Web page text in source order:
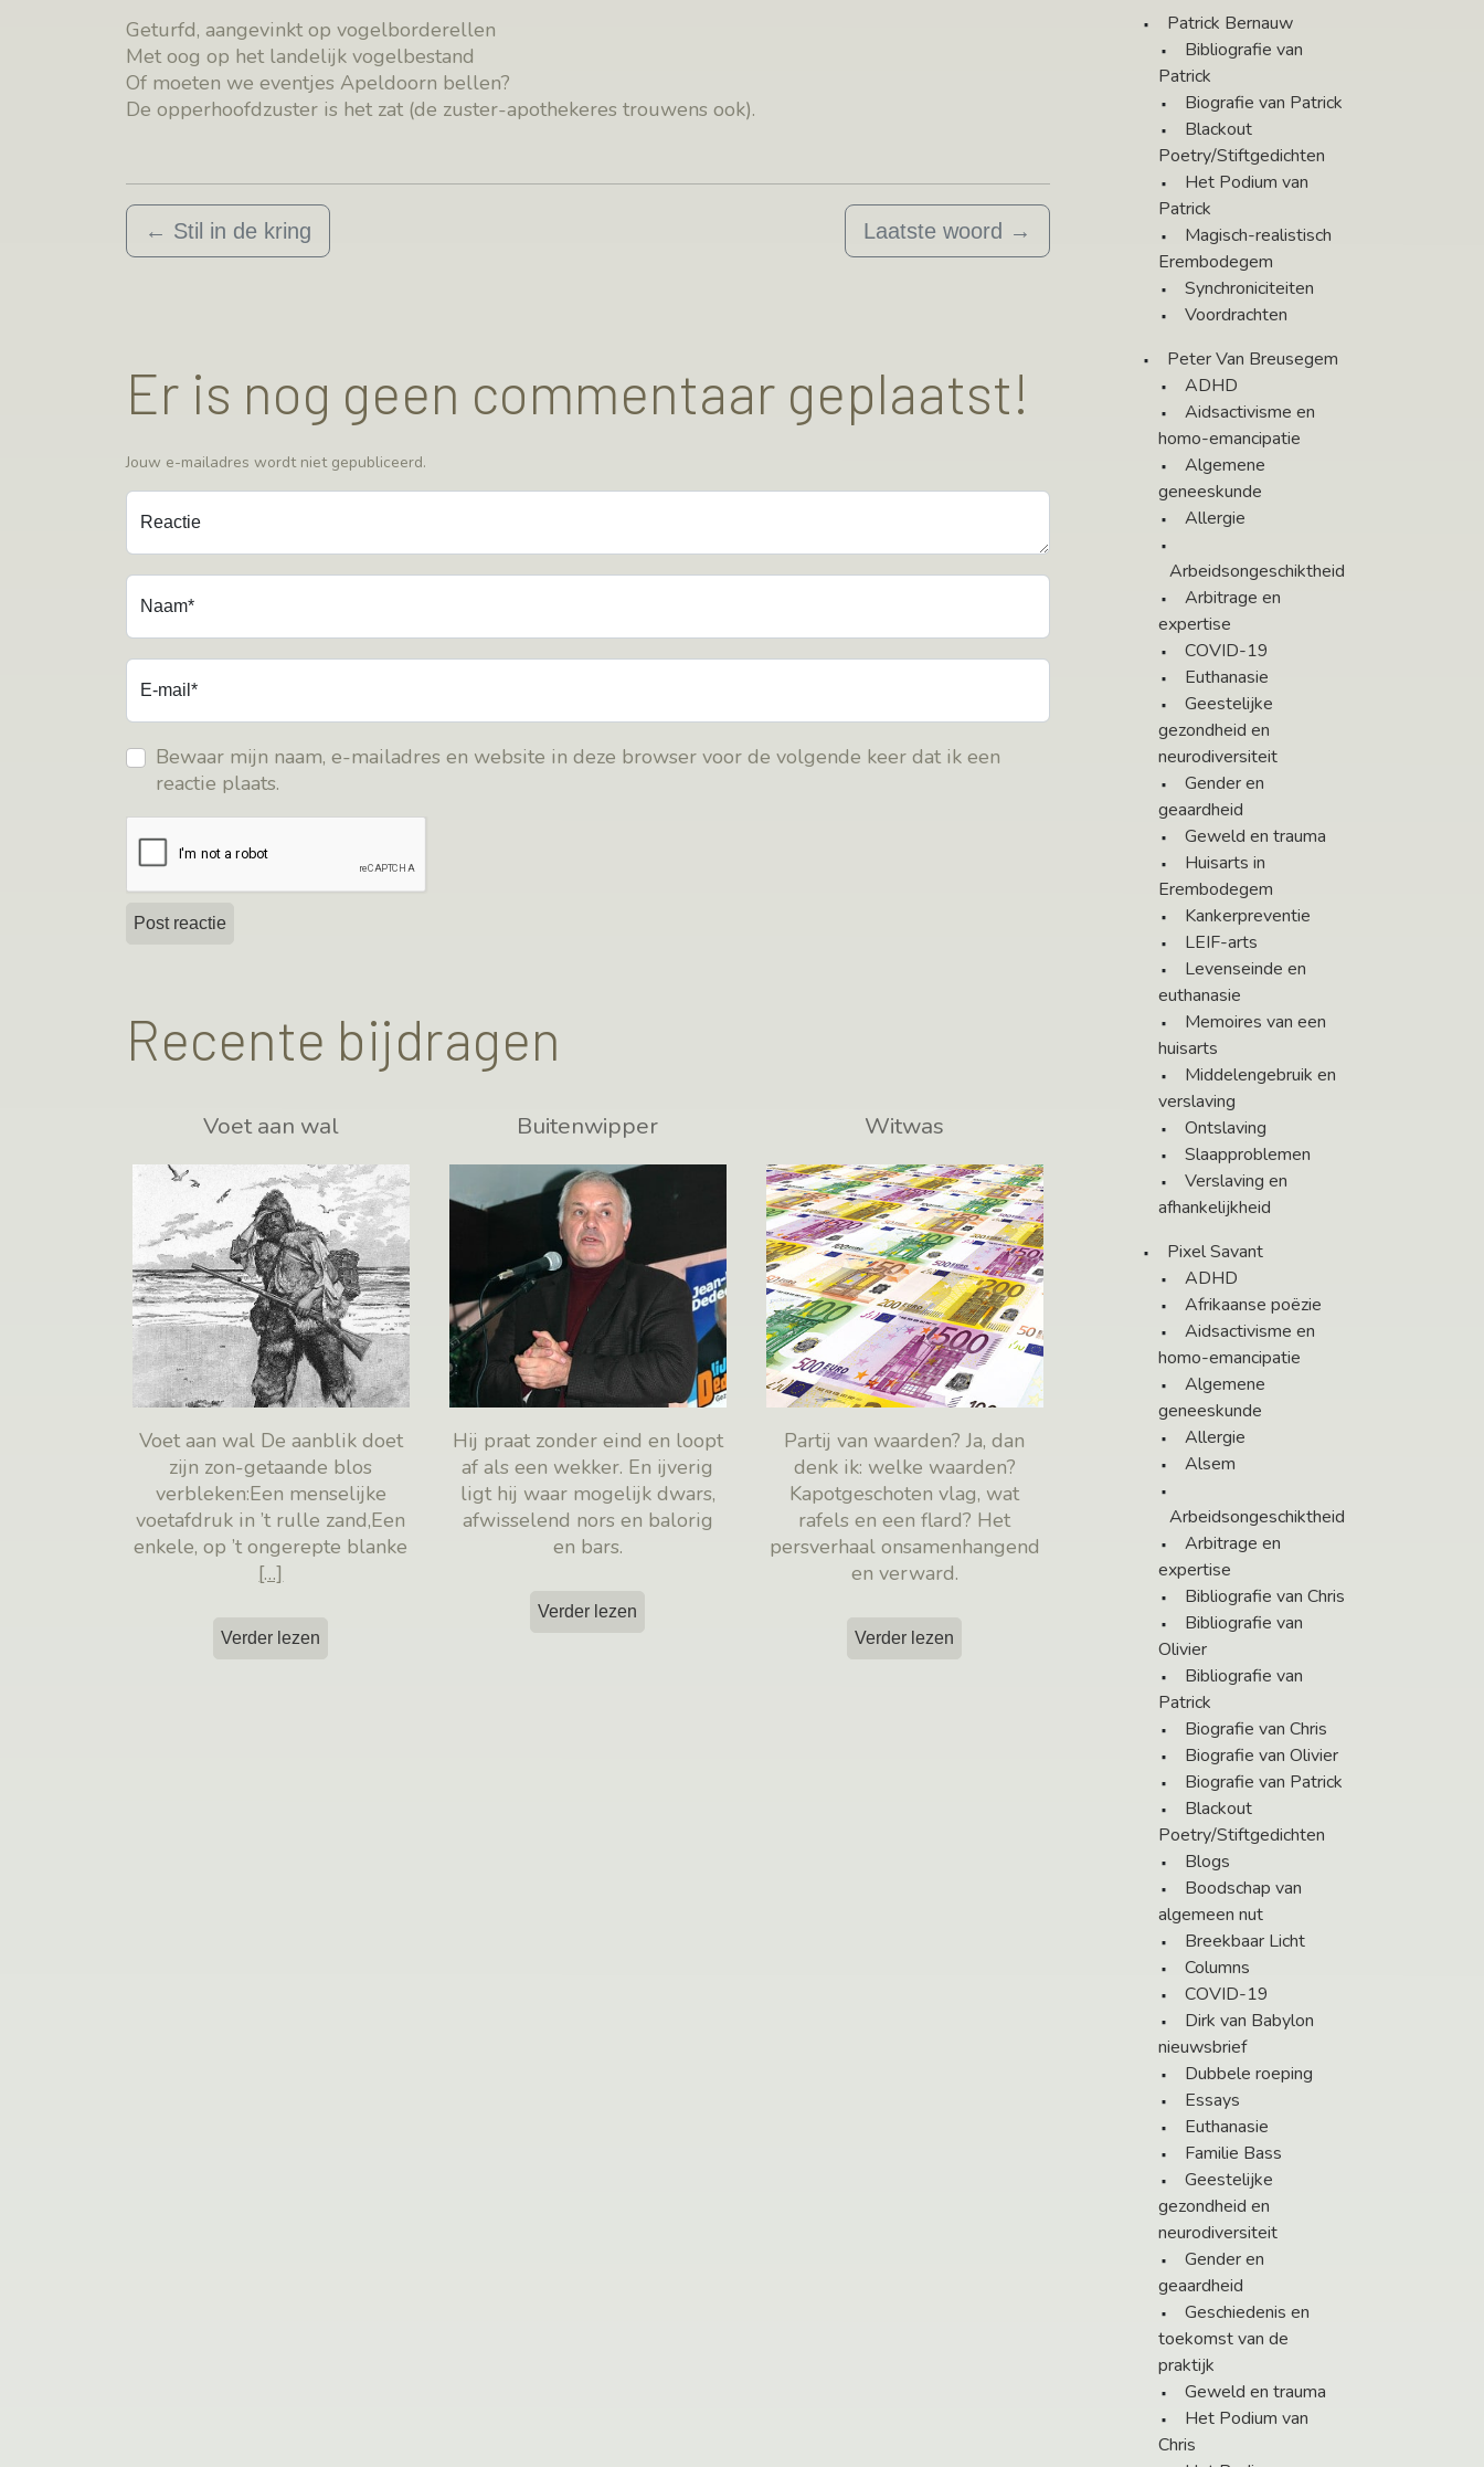
Geturfd, aangevinkt op vogelborderellen
Met oog op het landelijk vogelbestand
Of moeten we eventjes Apeldoorn bellen?
De opperhoofdzuster is het zat (de zuster-apothekeres trouwens ook).
← Stil in de kring Laatste woord →
Er is nog geen commentaar geplaatst!
Jouw e-mailadres wordt niet gepubliceerd.
Reactie
Naam*
E-mail*
Bewaar mijn naam, e-mailadres en website in deze browser voor de volgende keer dat ik een
reactie plaats.
Recente bijdragen
Voet aan wal
Voet aan wal De aanblik doet
zijn zon-getaande blos
verbleken:Een menselijke
voetafdruk in ’t rulle zand,Een
enkele, op ’t ongerepte blanke
[…]
Verder lezen
Buitenwipper
Hij praat zonder eind en loopt
af als een wekker. En ijverig
ligt hij waar mogelijk dwars,
afwisselend nors en balorig
en bars.
Verder lezen
Witwas
Partij van waarden? Ja, dan
denk ik: welke waarden?
Kapotgeschoten vlag, wat
rafels en een flard? Het
persverhaal onsamenhangend
en verward.
Verder lezen
Patrick Bernauw
Bibliografie van
Patrick
Biografie van Patrick
Blackout
Poetry/Stiftgedichten
Het Podium van
Patrick
Magisch-realistisch
Erembodegem
Synchroniciteiten
Voordrachten
Peter Van Breusegem
ADHD
Aidsactivisme en
homo-emancipatie
Algemene
geneeskunde
Allergie
Arbeidsongeschiktheid
Arbitrage en
expertise
COVID-19
Euthanasie
Geestelijke
gezondheid en
neurodiversiteit
Gender en
geaardheid
Geweld en trauma
Huisarts in
Erembodegem
Kankerpreventie
LEIF-arts
Levenseinde en
euthanasie
Memoires van een
huisarts
Middelengebruik en
verslaving
Ontslaving
Slaapproblemen
Verslaving en
afhankelijkheid
Pixel Savant
ADHD
Afrikaanse poëzie
Aidsactivisme en
homo-emancipatie
Algemene
geneeskunde
Allergie
Alsem
Arbeidsongeschiktheid
Arbitrage en
expertise
Bibliografie van Chris
Bibliografie van
Olivier
Bibliografie van
Patrick
Biografie van Chris
Biografie van Olivier
Biografie van Patrick
Blackout
Poetry/Stiftgedichten
Blogs
Boodschap van
algemeen nut
Breekbaar Licht
Columns
COVID-19
Dirk van Babylon
nieuwsbrief
Dubbele roeping
Essays
Euthanasie
Familie Bass
Geestelijke
gezondheid en
neurodiversiteit
Gender en
geaardheid
Geschiedenis en
toekomst van de
praktijk
Geweld en trauma
Het Podium van
Chris